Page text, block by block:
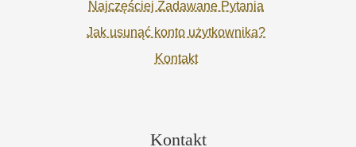
Najczęściej Zadawane Pytania
Jak usunąć konto użytkownika?
Kontakt
Kontakt